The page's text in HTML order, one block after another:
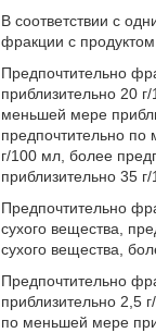
В соответствии с
фракции с
Предпочтительно
приблизительно 20
меньшей мере
предпочтительно
г/100 мл, более
приблизительно 35
Предпочтительно
сухого вещества,
сухого вещества,
Предпочтительно
приблизительно 2,5
по меньшей мере